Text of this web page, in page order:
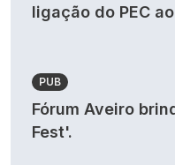
ligação do PEC
PUB
Fórum Aveiro
Fest'.